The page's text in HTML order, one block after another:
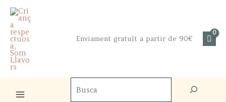
Skip
content
Enviament gratuït a partir de 90€